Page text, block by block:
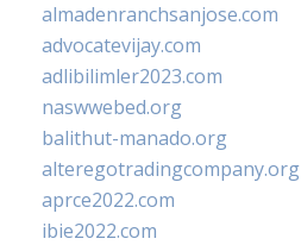
almadenranchsanjose.com
advocatevijay.com
adlibilimler2023.com
naswwebed.org
balithut-manado.org
alteregotradingcompany.org
aprce2022.com
ibie2022.com